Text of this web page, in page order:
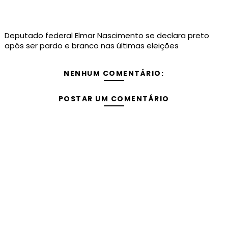
Deputado federal Elmar Nascimento se declara preto
após ser pardo e branco nas últimas eleições
NENHUM COMENTÁRIO:
POSTAR UM COMENTÁRIO